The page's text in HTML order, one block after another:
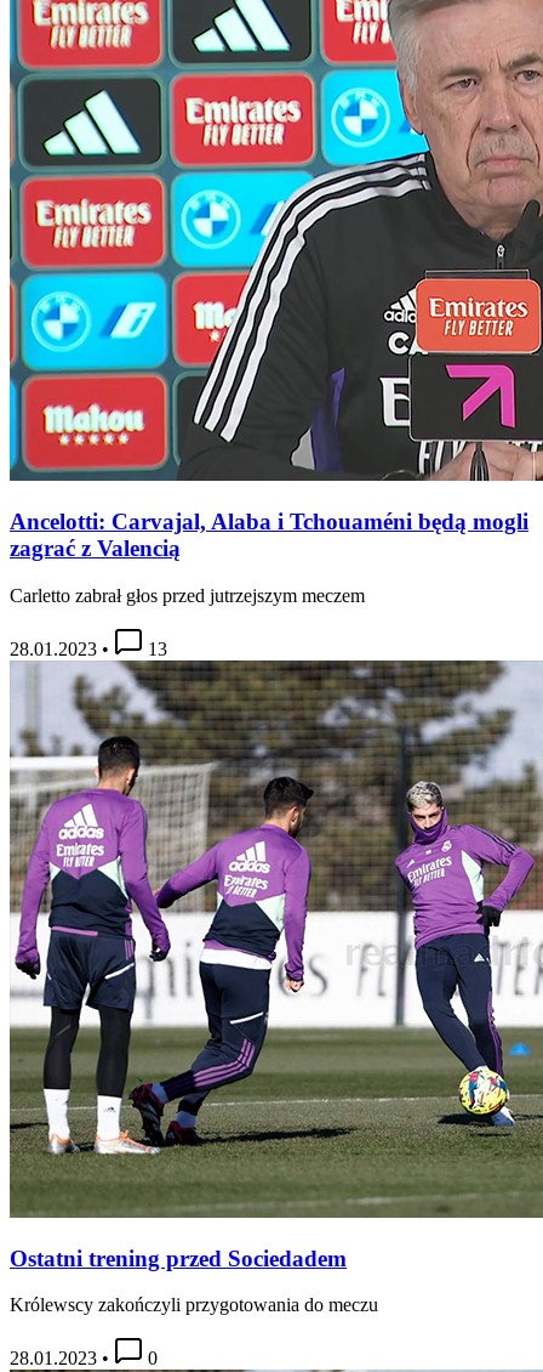
Ancelotti: Carvajal, Alaba i Tchouaméni będą mogli
zagrać z Valencią
Carletto zabrał głos przed jutrzejszym meczem
28.01.2023 • 13
Ostatni trening przed Sociedadem
Królewscy zakończyli przygotowania do meczu
28.01.2023 • 0